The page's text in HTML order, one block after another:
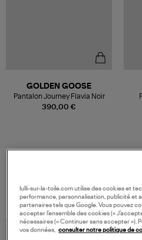
390,00 €
GOLDEN GOOSE
Pantalon Journey Flavia Noir
VOS DERNIERS PRODUITS
lulli-sur-la-toile.com utilise des cookies et
performance, personnalisation, publicité et
partenaires tels que Google. Vous pouvez
accepter l’ensemble des cookies («
nécessaires (« Continuer sans accepter »).
vos données, consulter notre politique de